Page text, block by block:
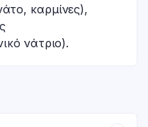
καρμίνες),
νάτριο).